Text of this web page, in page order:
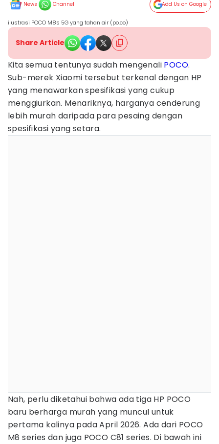
News Channel Add Us on Google
ilustrasi POCO M8s 5G yang tahan air (po.co)
Share Article
Kita semua tentunya sudah mengenali POCO.
Sub-merek Xiaomi tersebut terkenal dengan HP
yang menawarkan spesifikasi yang cukup
menggiurkan. Menariknya, harganya cenderung
lebih murah daripada para pesaing dengan
spesifikasi yang setara.
Nah, perlu diketahui bahwa ada tiga HP POCO
baru berharga murah yang muncul untuk
pertama kalinya pada April 2026. Ada dari POCO
M8 series dan juga POCO C81 series. Di bawah ini